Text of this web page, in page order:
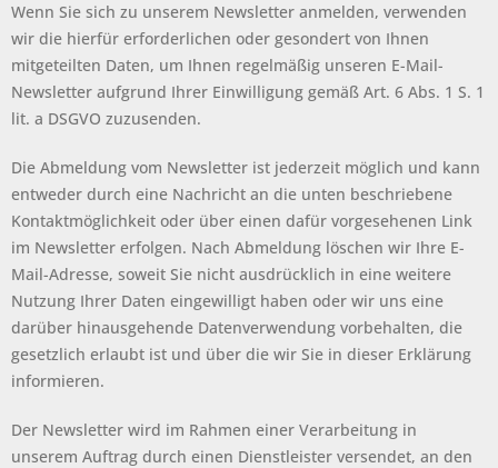
Wenn Sie sich zu unserem Newsletter anmelden, verwenden
wir die hierfür erforderlichen oder gesondert von Ihnen
mitgeteilten Daten, um Ihnen regelmäßig unseren E-Mail-
Newsletter aufgrund Ihrer Einwilligung gemäß Art. 6 Abs. 1 S. 1
lit. a DSGVO zuzusenden.
Die Abmeldung vom Newsletter ist jederzeit möglich und kann
entweder durch eine Nachricht an die unten beschriebene
Kontaktmöglichkeit oder über einen dafür vorgesehenen Link
im Newsletter erfolgen. Nach Abmeldung löschen wir Ihre E-
Mail-Adresse, soweit Sie nicht ausdrücklich in eine weitere
Nutzung Ihrer Daten eingewilligt haben oder wir uns eine
darüber hinausgehende Datenverwendung vorbehalten, die
gesetzlich erlaubt ist und über die wir Sie in dieser Erklärung
informieren.
Der Newsletter wird im Rahmen einer Verarbeitung in
unserem Auftrag durch einen Dienstleister versendet, an den